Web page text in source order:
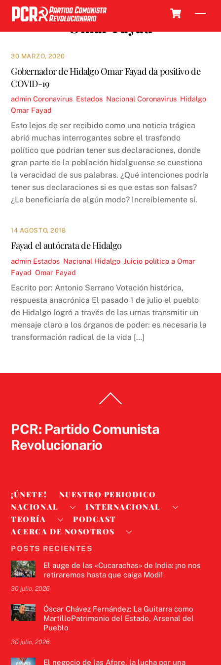
Skip
content
Omar Fayad
30 MARZO, 2020
Gobernador de Hidalgo Omar Fayad da positivo de
COVID-19
admin Coronavirus Estados Nacional Coronavirus Hidalgo
Omar Fayad
Esto lejos de ser recibido como una noticia trágica
abrió muchas interrogantes sobre el trasfondo
político que podrían tener sus declaraciones, donde
gran parte de la población hidalguense se cuestiona
la veracidad de sus palabras. ¿Qué intenciones podría
tener sus declaraciones si es que estas son falsas?
¿Le beneficiaría de algún modo? Increíblemente sí.
14 AGOSTO, 2018
Fayad el autócrata de Hidalgo
admin Estados Nacional Hidalgo ,Juicio político a Omar
Fayad ,Omar Fayad
Escrito por: Antonio Serrano Votación histórica,
respuesta anacrónica El pasado 1 de julio el pueblo
de Hidalgo logró a través de las urnas transmitir un
mensaje claro a los órganos de poder: es necesaria la
transformación radical de la vida […]
To
PCR: Partido Comunista
Revolucionario
¡ÚNETE!
NUESTRO PERIODICO
NACIONAL
INTERNACIONAL
TEORÍA
PODCAST
ACERCA DE NOSOTROS
POSTS RECIENTES
El auge de las «Cucarachas» de India: ¡no nos
retiraremos hasta que caiga Modi!
30 julio, 2026
Óscar Chávez Fernández: La Guitarra como
MartilloPatrimonio del Estado, Arsenal del
Pueblo
30 julio, 2026
El negocio de las Afore, la lucha por una